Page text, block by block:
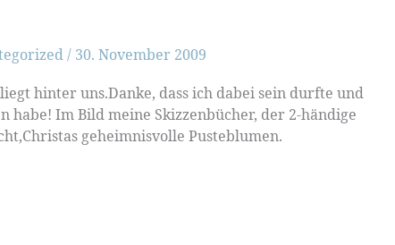
/ 30. November 2009
hinter uns.Danke, dass ich dabei sein durfte und
habe! Im Bild meine Skizzenbücher, der 2-händige
geheimnisvolle Pusteblumen.